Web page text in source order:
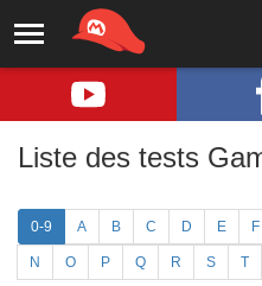
Liste des tests
0-9 A B C D E F
N O P Q R S T